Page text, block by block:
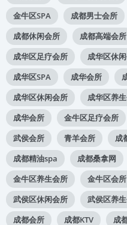
金牛区SPA
成都男士会所
成都休闲会所
成都高端会所
成华区足疗会所
成华区休
成华区SPA
成华会所
成华区休闲会所
成华区养
成华会所
金牛区足疗会所
武侯会所
青羊会所 成
成都精油spa
成都桑拿网
金牛区养生会所
金牛区会所
武侯区休闲会所
武侯区养
成都会所
成都KTV 成